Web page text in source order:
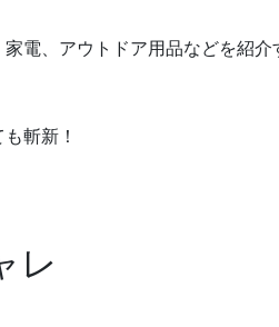
電、アウトドア用品などを紹介
斬新！
レ